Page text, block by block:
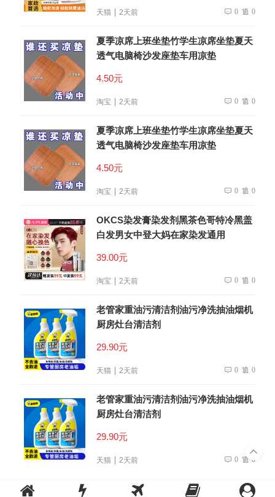
天猫 2天前 0 0
夏季凉席上班坐垫竹学生凉席坐垫夏天
透气电脑椅沙发座垫车用凉垫
4.50元
淘宝 2天前 0 0
夏季凉席上班坐垫竹学生凉席坐垫夏天
透气电脑椅沙发座垫车用凉垫
4.50元
淘宝 2天前 0 0
OKCS染发膏染发剂黑茶色哥特冷黑盖
白发男女中登大妈在家染发通用
39.00元
淘宝 2天前 0 0
老管家重油污清洁剂油污净洗抽油烟机
厨房灶台清洁剂
29.90元
天猫 2天前 0 0
老管家重油污清洁剂油污净洗抽油烟机
厨房灶台清洁剂
29.90元
天猫 2天前 0 0